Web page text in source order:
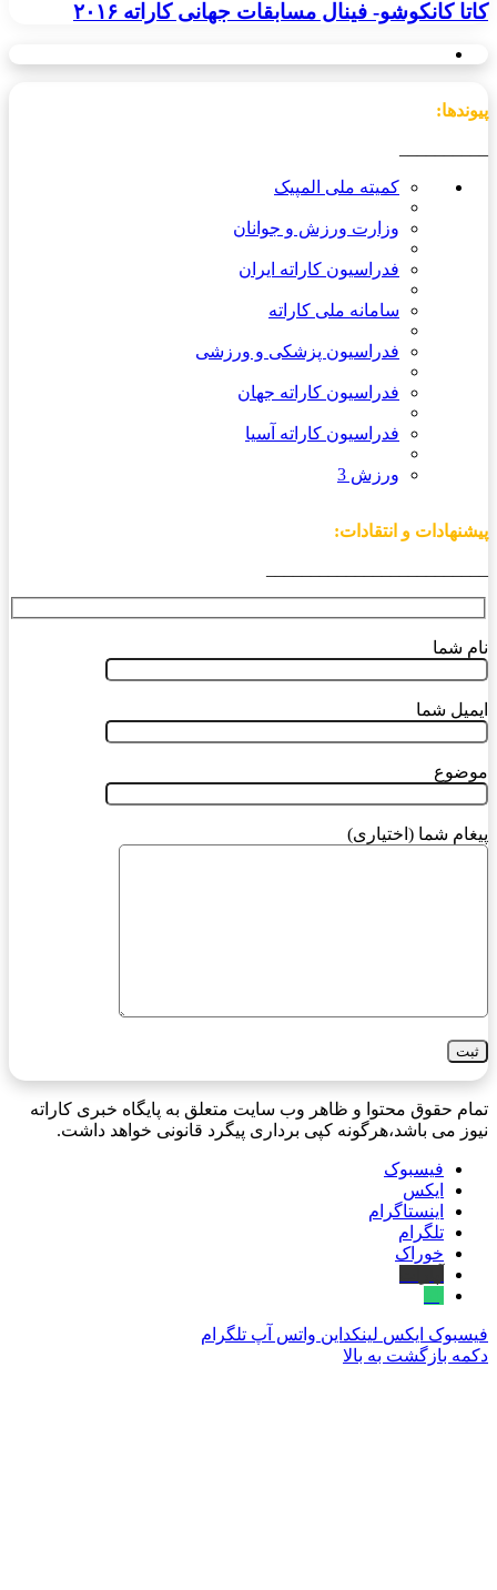
کاتا کانکوشو- فینال مسابقات جهانی کاراته ۲۰۱۶
پیوندها:
کمیته ملی المپیک
وزارت ورزش و جوانان
فدراسیون کاراته ایران
سامانه ملی کاراته
فدراسیون پزشکی و ورزشی
فدراسیون کاراته جهان
فدراسیون کاراته آسیا
ورزش 3
پیشنهادات و انتقادات:
نام شما
ایمیل شما
موضوع
پیغام شما (اختیاری)
تمام حقوق محتوا و ظاهر وب سایت متعلق به پایگاه خبری کاراته
نیوز می باشد،هرگونه کپی برداری پیگرد قانونی خواهد داشت.
فیسبوک
ایکس
اینستاگرام
تلگرام
خوراک
فیسبوک ایکس لینکداین واتس آپ تلگرام
دکمه بازگشت به بالا